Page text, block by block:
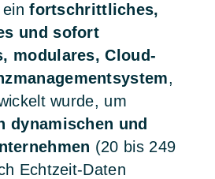
fortschrittliches,
und sofort
modulares, Cloud-
,
wurde, um
dynamischen und
(20 bis 249
Echtzeit-Daten